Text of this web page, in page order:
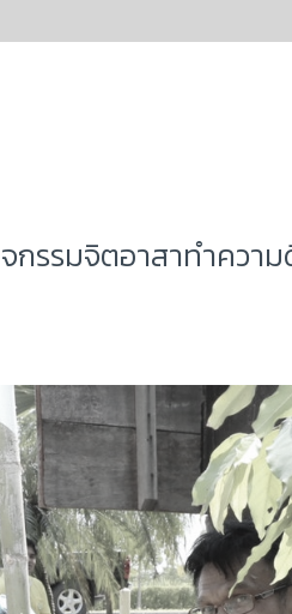
รรมจิตอาสาทำควา